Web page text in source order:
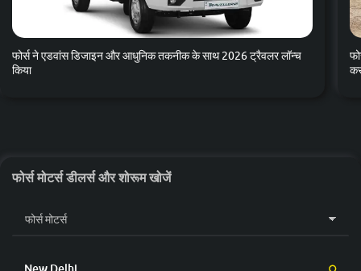
फोर्स ने एडवांस डिजाइन और आधुनिक तकनीक के साथ 2026 ट्रैवलर लॉन्च
किया
फोर्स मोटर्स डीलर्स और शोरूम खोजें